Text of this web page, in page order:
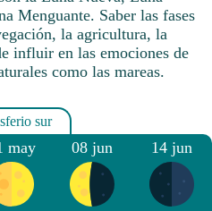
Menguante. Saber las fases
la agricultura, la
influir en las emociones de
como las mareas.
may 08 jun 14 jun